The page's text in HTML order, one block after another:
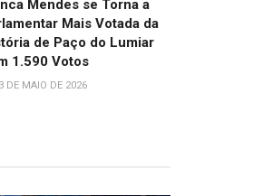
Mendes se Torna a
Mais Votada da
de Paço do Lumiar
1.590 Votos
DE MAIO DE 2026